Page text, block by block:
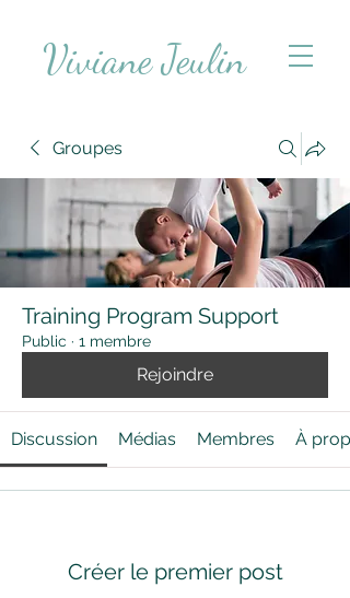
Viviane Jeulin
Groupes
Training Program Support
Public · 1 membre
Rejoindre
Discussion Médias Membres À
Créer le premier post